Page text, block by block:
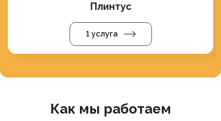
Плинтус
1 услуга
Как мы работаем